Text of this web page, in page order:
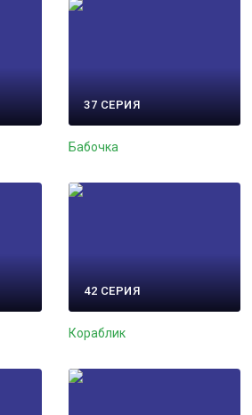
37 СЕРИЯ
Бабочка
42 СЕРИЯ
Кораблик